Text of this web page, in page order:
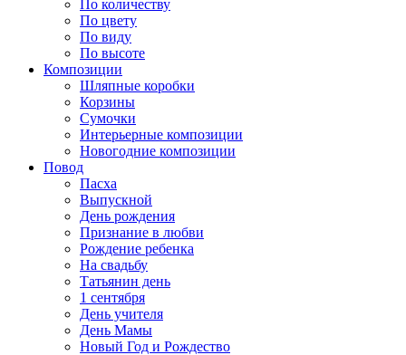
По количеству
По цвету
По виду
По высоте
Композиции
Шляпные коробки
Корзины
Сумочки
Интерьерные композиции
Новогодние композиции
Повод
Пасха
Выпускной
День рождения
Признание в любви
Рождение ребенка
На свадьбу
Татьянин день
1 сентября
День учителя
День Мамы
Новый Год и Рождество